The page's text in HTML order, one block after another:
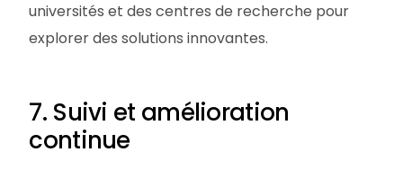
universités et des centres de recherche pour
explorer des solutions innovantes.
7. Suivi et amélioration
continue